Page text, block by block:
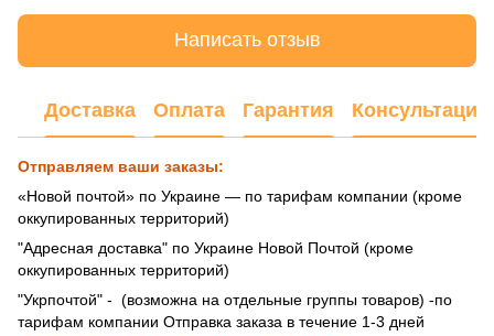
Написать отзыв
Доставка Оплата Гарантия Консультация
Отправляем ваши заказы:
«Новой почтой» по Украине — по тарифам компании (кроме
оккупированных территорий)
"Адресная доставка" по Украине Новой Почтой (кроме
оккупированных территорий)
"Укрпочтой" - (возможна на отдельные группы товаров) -по
тарифам компании Отправка заказа в течение 1-3 дней